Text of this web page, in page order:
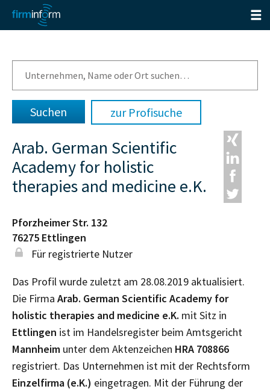
zur Profisuche
Arab. German Scientific
Academy for holistic
therapies and medicine e.K.
Pforzheimer Str. 132
76275 Ettlingen
Für registrierte Nutzer
Das Profil wurde zuletzt am 28.08.2019 aktualisiert.
Die Firma Arab. German Scientific Academy for
holistic therapies and medicine e.K. mit Sitz in
Ettlingen ist im Handelsregister beim Amtsgericht
Mannheim unter dem Aktenzeichen HRA 708866
registriert. Das Unternehmen ist mit der Rechtsform
Einzelfirma (e.K.) eingetragen. Mit der Führung der